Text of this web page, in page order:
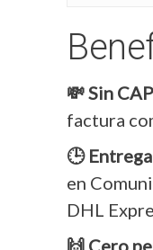
💸 Sin
factura
🕒
en
DHL
🙌 Cero